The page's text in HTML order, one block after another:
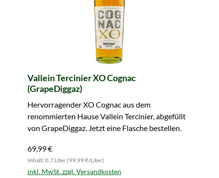
Vallein Tercinier XO Cognac
(GrapeDiggaz)
Hervorragender XO Cognac aus dem
renommierten Hause Vallein Tercinier, abgefüllt
von GrapeDiggaz. Jetzt eine Flasche bestellen.
69,99 €
Inhalt: 0.7 Liter (99,99 €/Liter)
inkl. MwSt. zzgl. Versandkosten